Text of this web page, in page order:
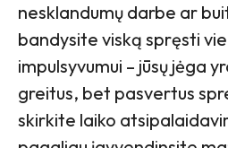
nesklandumų darbe ar
bandysite viską spręsti
impulsyvumui – jūsų jėga
greitus, bet pasvertus
skirkite laiko